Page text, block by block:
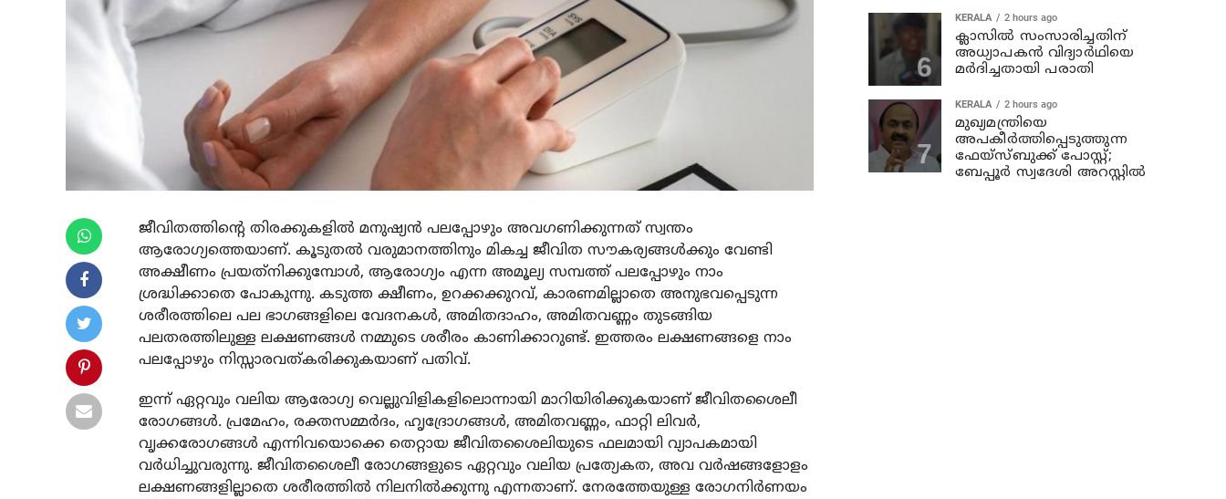
ജീവിതത്തിന്റെ തിരക്കുകളില്‍ മനുഷ്യന്‍ പലപ്പോഴും അവഗണിക്കുന്നത് സ്വന്തം
ആരോഗ്യത്തെയാണ്. കൂടുതല്‍ വരുമാനത്തിനും മികച്ച ജീവിത സൗകര്യങ്ങള്‍ക്കും വേണ്ടി
അക്ഷീണം പ്രയത്‌നിക്കുമ്പോള്‍, ആരോഗ്യം എന്ന അമൂല്യ സമ്പത്ത് പലപ്പോഴും നാം
ശ്രദ്ധിക്കാതെ പോകുന്നു. കടുത്ത ക്ഷീണം, ഉറക്കക്കുറവ്, കാരണമില്ലാതെ അനുഭവപ്പെടുന്ന
ശരീരത്തിലെ പല ഭാഗങ്ങളിലെ വേദനകള്‍, അമിതദാഹം, അമിതവണ്ണം തുടങ്ങിയ
പലതരത്തിലുള്ള ലക്ഷണങ്ങള്‍ നമ്മുടെ ശരീരം കാണിക്കാറുണ്ട്. ഇത്തരം ലക്ഷണങ്ങളെ നാം
പലപ്പോഴും നിസ്സാരവത്കരിക്കുകയാണ് പതിവ്.
ഇന്ന് ഏറ്റവും വലിയ ആരോഗ്യ വെല്ലുവിളികളിലൊന്നായി മാറിയിരിക്കുകയാണ് ജീവിതശൈലീ
രോഗങ്ങള്‍. പ്രമേഹം, രക്തസമ്മര്‍ദം, ഹൃദ്രോഗങ്ങള്‍, അമിതവണ്ണം, ഫാറ്റി ലിവര്‍,
വൃക്കരോഗങ്ങള്‍ എന്നിവയൊക്കെ തെറ്റായ ജീവിതശൈലിയുടെ ഫലമായി വ്യാപകമായി
വര്‍ധിച്ചുവരുന്നു. ജീവിതശൈലീ രോഗങ്ങളുടെ ഏറ്റവും വലിയ പ്രത്യേകത, അവ വര്‍ഷങ്ങളോളം
ലക്ഷണങ്ങളില്ലാതെ ശരീരത്തില്‍ നിലനില്‍ക്കുന്നു എന്നതാണ്. നേരത്തേയുള്ള രോഗനിര്‍ണയം
KERALA 2 hours ago
ക്ലാസില്‍ സംസാരിച്ചതിന്
അധ്യാപകന്‍ വിദ്യാര്‍ഥിയെ
മര്‍ദിച്ചതായി പരാതി
KERALA 2 hours ago
മുഖ്യമന്ത്രിയെ
അപകീർത്തിപ്പെടുത്തുന്ന
ഫേയ്സ്ബുക്ക് പോസ്റ്റ്;
ബേപ്പൂർ സ്വദേശി അറസ്റ്റിൽ